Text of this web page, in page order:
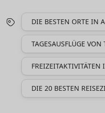
DIE BESTEN ORTE IN
TAGESAUSFLÜGE
DIE 20 BESTEN